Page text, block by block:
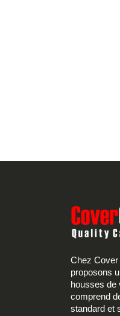
Chez Cover
proposons
housses de
comprend
standard et